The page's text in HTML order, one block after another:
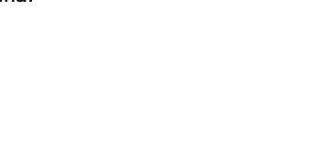
5 stelle su 5
4 stelle su 5
3 stelle su 5
2 stelle su 5